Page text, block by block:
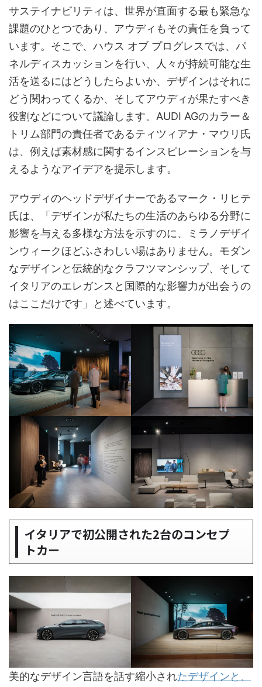
サステイナビリティは、世界が直面する最も緊急な
課題のひとつであり、アウディもその責任を負って
います。そこで、ハウス オブ プログレスでは、パ
ネルディスカッションを行い、人々が持続可能な生
活を送るにはどうしたらよいか、デザインはそれに
どう関わってくるか、そしてアウディが果たすべき
役割などについて議論します。AUDI AGのカラー＆
トリム部門の責任者であるティツィアナ・マウリ氏
は、例えば素材感に関するインスピレーションを与
えるようなアイデアを提示します。
アウディのヘッドデザイナーであるマーク・リヒテ
氏は、「デザインが私たちの生活のあらゆる分野に
影響を与える多様な方法を示すのに、ミラノデザイ
ンウィークほどふさわしい場はありません。モダン
なデザインと伝統的なクラフツマンシップ、そして
イタリアのエレガンスと国際的な影響力が出会うの
はここだけです」と述べています。
イタリアで初公開された2台のコンセプ
トカー
美的なデザイン言語を話す縮小されたデザインと、